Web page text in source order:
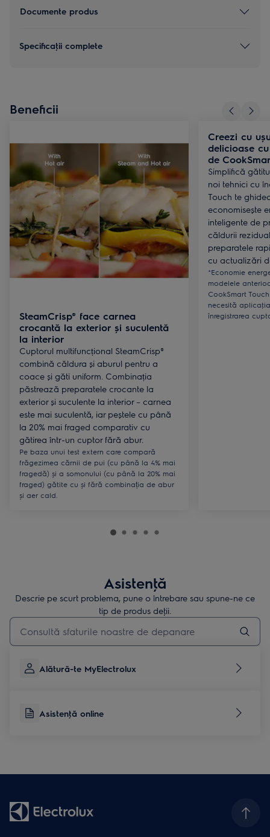
Documente produs
Specificaţii complete
Beneficii
SteamCrisp® face carnea
crocantă la exterior și suculentă
la interior
Cuptorul multifuncțional SteamCrisp®
combină căldura și aburul pentru a
coace și găti uniform. Combinația
păstrează preparatele crocante la
exterior și suculente la interior – carnea
este mai suculentă, iar peștele cu până
la 20% mai fraged comparativ cu
gătirea într-un cuptor fără abur.
Pe baza unui test extern care compară
frăgezimea cărnii de pui (cu până la 4% mai
fragedă) și a somonului (cu până la 20% mai
fraged) gătite cu și fără combinația de abur
și aer cald.
Creezi cu
delicioase
de
Simplifică
noi tehnici cu
Touch te
economisește
inteligente de
căldurii
preparatele
cu actualizări
*Economie
modelele
CookSmart
necesită
înregistrarea
Asistenţă
Descrie pe scurt problema, pune o întrebare sau spune-ne ce
tip de produs deţii.
Type to search for support articles
Alătură-te MyElectrolux
Asistenţă online